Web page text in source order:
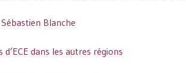
Sébastien Blanche
d’ECE dans les autres régions